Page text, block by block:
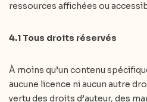
ressources affichées ou
4.1 Tous droits réservés
À moins qu’un contenu
aucune licence ni aucun autre
vertu des droits d’auteur, des